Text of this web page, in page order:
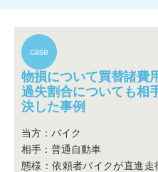
物損について買替諸費
過失割合についても相
決した事例
当方：バイク
相手：普通自動車
態様：依頼者バイクが直進